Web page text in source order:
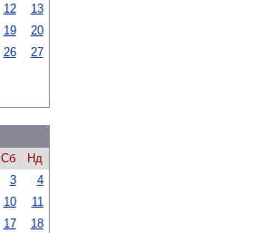
12
13
19
20
26
27
Сб
Нд
3
4
10
11
17
18